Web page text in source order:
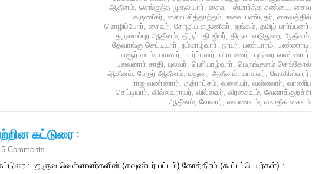
ஆதீனம், செங்குந்த முதலியார், சைவ - ஸ்மார்த்த சண்டை, சைவ
கருணீகர், சைவ சித்தாந்தம், சைவ பண்டிதர், சைவத்தில்
மொழிப்போர், சைவர், சோழிய கருணீகர், ஜங்கம், தமிழ் பார்ப்பனர்,
தருமைப்புர ஆதீனம், திருப்பதி ஜீயர், திருவாவடுதுறை ஆதீனம்,
தேவாங்கு செட்டியார், நம்மாழ்வார், நாயர், பண்டாரம், பண்ணாடி,
பாசூர் மடம், பாணர், பார்ப்பனர், பிராமணர், புதிரை வண்ணார்,
புலவனார் சாதி, புலவர், பெரியாழ்வார், பெருங்குளம் செங்கோல்
ஆதீனம், பேரூர் ஆதீனம், மதுரை ஆதீனம், யாதவர், யோகிஸ்வரர்,
ராஜ வண்ணார், ருத்ராட்சம், வலையர், வள்ளலார், வாணிப
செட்டியார், வில்லவராயர், வில்லவர், வீரசைவம், வேளாக்குறிச்சி
ஆதீனம், வேளார், வைணவம், வைதீக சைவம்
கட்டுரை :
5 Comments
: துளுவ வெள்ளாளர்களின் (கவுண்டர் பட்டம்) கோத்திரம் (கூட்டப்பெயர்கள்) :